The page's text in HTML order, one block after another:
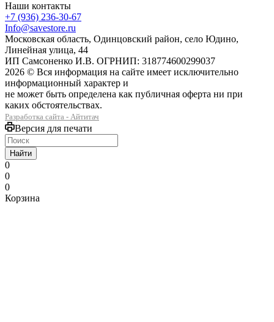
Наши контакты
+7 (936) 236-30-67
Info@savestore.ru
Московская область, Одинцовский район, село Юдино,
Линейная улица, 44
ИП Самсоненко И.В. ОГРНИП: 318774600299037
2026 © Вся информация на сайте имеет исключительно
информационный характер и
не может быть определена как публичная оферта ни при
каких обстоятельствах.
Разработка сайта - Айтитач
Версия для печати
Найти
0
0
0
Корзина